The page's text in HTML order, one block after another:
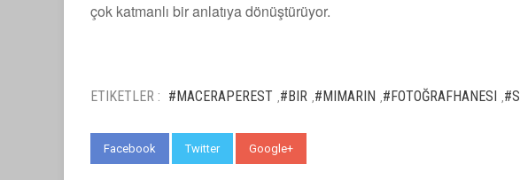
çok katmanlı bir anlatıya dönüştürüyor.
ETIKETLER : #MACERAPEREST #BIR #MIMARIN #FOTOĞRAFHANESI
Facebook Twitter Google+